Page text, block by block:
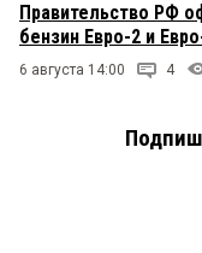
Правительство РФ
бензин Евро-2 и
6 августа 14:00 4